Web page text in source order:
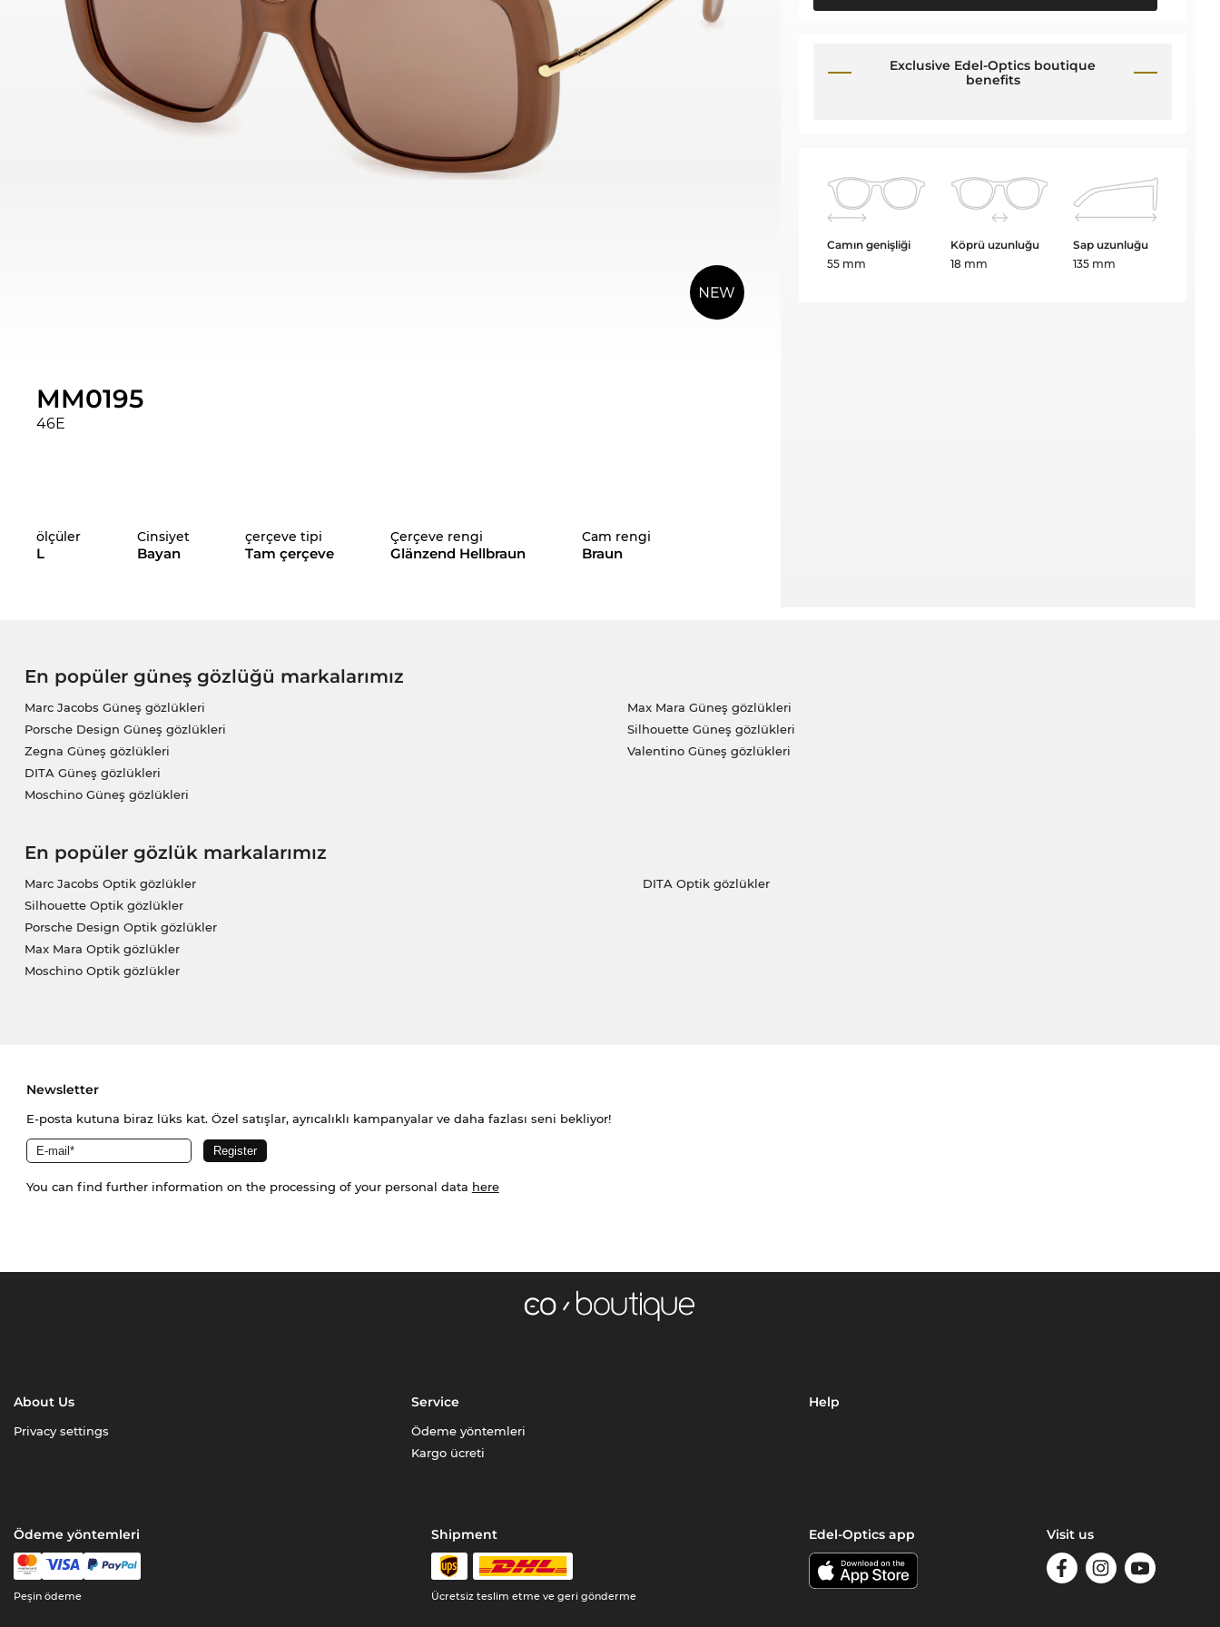
MM0195
46E
ölçüler
L
Cinsiyet
Bayan
çerçeve tipi
Tam çerçeve
Çerçeve rengi
Glänzend Hellbraun
Cam rengi
Braun
Exclusive Edel-Optics boutique
benefits
Camın genişliği
55 mm
Köprü uzunluğu
18 mm
Sap uzunluğu
135 mm
En popüler güneş gözlüğü markalarımız
Marc Jacobs Güneş gözlükleri
Porsche Design Güneş gözlükleri
Zegna Güneş gözlükleri
DITA Güneş gözlükleri
Moschino Güneş gözlükleri
Max Mara Güneş gözlükleri
Silhouette Güneş gözlükleri
Valentino Güneş gözlükleri
En popüler gözlük markalarımız
Marc Jacobs Optik gözlükler
Silhouette Optik gözlükler
Porsche Design Optik gözlükler
Max Mara Optik gözlükler
Moschino Optik gözlükler
DITA Optik gözlükler
Newsletter
E-posta kutuna biraz lüks kat. Özel satışlar, ayrıcalıklı kampanyalar ve daha fazlası seni bekliyor!
You can find further information on the processing of your personal data here
About Us
Privacy settings
Service
Ödeme yöntemleri
Kargo ücreti
Help
Ödeme yöntemleri
Peşin ödeme
Shipment
Ücretsiz teslim etme ve geri gönderme
Edel-Optics app Visit us